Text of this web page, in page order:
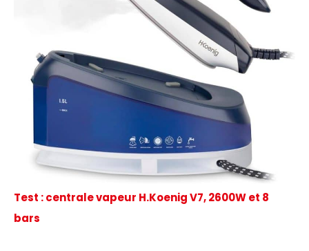
Test : centrale vapeur H.Koenig V7, 2600W et 8
bars